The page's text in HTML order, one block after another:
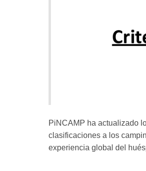
PiNCAMP ha actualizado
clasificaciones a los
experiencia global del